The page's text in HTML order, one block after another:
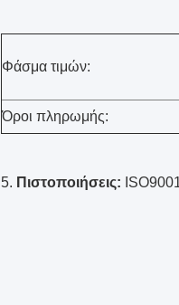
Φάσμα τιμών:
Όροι πληρωμής:
5. Πιστοποιήσεις: